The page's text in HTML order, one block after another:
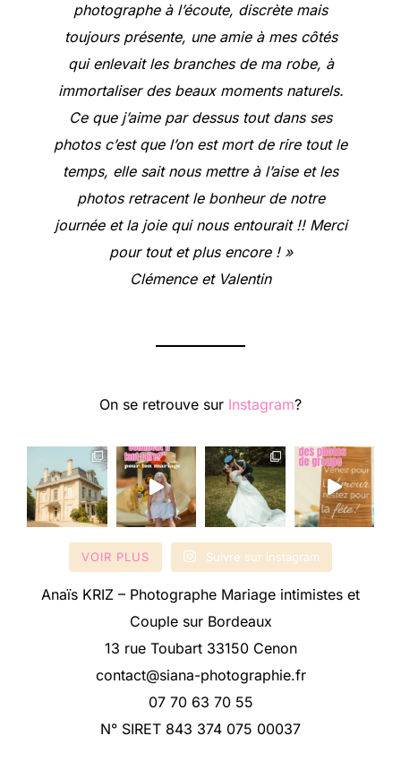
photographe à l’écoute, discrète mais
toujours présente, une amie à mes côtés
qui enlevait les branches de ma robe, à
immortaliser des beaux moments naturels.
Ce que j’aime par dessus tout dans ses
photos c’est que l’on est mort de rire tout le
temps, elle sait nous mettre à l’aise et les
photos retracent le bonheur de notre
journée et la joie qui nous entourait !! Merci
pour tout et plus encore ! »
Clémence et Valentin
On se retrouve sur Instagram?
VOIR PLUS Suivre sur instagram
Anaïs KRIZ – Photographe Mariage intimistes et
Couple sur Bordeaux
13 rue Toubart 33150 Cenon
contact@siana-photographie.fr
07 70 63 70 55
N° SIRET 843 374 075 00037